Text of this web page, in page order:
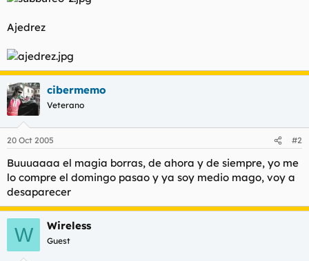
Ajedrez
cibermemo
Veterano
20 Oct 2005 #2
Buuuaaaa el magia borras, de ahora y de siempre, yo me
lo compre el domingo pasao y ya soy medio mago, voy a
desaparecer
W Wireless
Guest